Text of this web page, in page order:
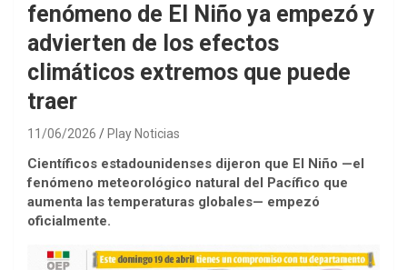
fenómeno de El Niño ya empezó y
advierten de los efectos
climáticos extremos que puede
traer
11/06/2026 Play Noticias
Científicos estadounidenses dijeron que El Niño —el
fenómeno meteorológico natural del Pacífico que
aumenta las temperaturas globales— empezó
oficialmente.